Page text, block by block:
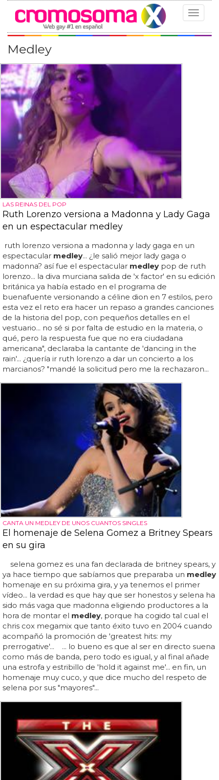
Toggle
Medley
LAS REINAS DEL POP
Ruth Lorenzo versiona a Madonna y Lady Gaga
en un espectacular medley
ruth lorenzo versiona a madonna y lady gaga en un
espectacular medley... ¿le salió mejor lady gaga o
madonna? así fue el espectacular medley pop de ruth
lorenzo... la diva murciana salida de 'x factor' en su edición
británica ya había estado en el programa de
buenafuente versionando a céline dion en 7 estilos, pero
esta vez el reto era hacer un repaso a grandes canciones
de la historia del pop, con pequeños detalles en el
vestuario... no sé si por falta de estudio en la materia, o
qué, pero la respuesta fue que no era ciudadana
americana", declaraba la cantante de 'dancing in the
rain'... ¿quería ir ruth lorenzo a dar un concierto a los
marcianos? "mandé la solicitud pero me la rechazaron...
CANTA UN MEDLEY DE UNOS CUANTOS SINGLES
El homenaje de Selena Gomez a Britney Spears
en su gira
selena gomez es una fan declarada de britney spears, y
ya hace tiempo que sabíamos que preparaba un medley
homenaje en su próxima gira, y ya tenemos el primer
vídeo... la verdad es que hay que ser honestos y selena ha
sido más vaga que madonna eligiendo productores a la
hora de montar el medley, porque ha cogido tal cual el
chris cox megamix que tanto éxito tuvo en 2004 cuando
acompañó la promoción de 'greatest hits: my
prerrogative'... ... lo bueno es que al ser en directo suena
como más de banda, pero todo es igual, y al final añade
una estrofa y estribillo de 'hold it against me'... en fin, un
homenaje muy cuco, y que dice mucho del respeto de
selena por sus "mayores"...